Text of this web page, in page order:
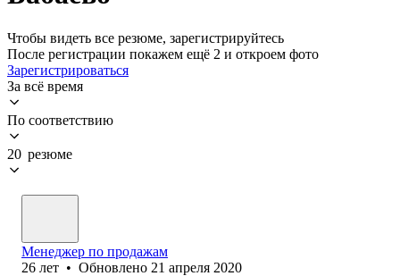
Чтобы видеть все резюме, зарегистрируйтесь
После регистрации покажем ещё 2 и откроем фото
Зарегистрироваться
За всё время
По соответствию
20 резюме
Менеджер по продажам
26 лет • Обновлено 21 апреля 2020